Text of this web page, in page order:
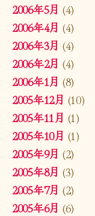
2006年5月 (4)
2006年4月 (4)
2006年3月 (4)
2006年2月 (4)
2006年1月 (8)
2005年12月 (10)
2005年11月 (1)
2005年10月 (1)
2005年9月 (2)
2005年8月 (3)
2005年7月 (2)
2005年6月 (6)